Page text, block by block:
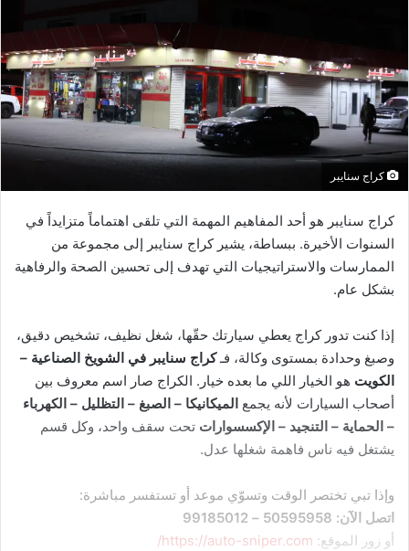
كراج سنايبر
كراج سنايبر هو أحد المفاهيم المهمة التي تلقى اهتماماً متزايداً في
السنوات الأخيرة. ببساطة، يشير كراج سنايبر إلى مجموعة من
الممارسات والاستراتيجيات التي تهدف إلى تحسين الصحة والرفاهية
بشكل عام.
إذا كنت تدور كراج يعطي سيارتك حقّها، شغل نظيف، تشخيص دقيق،
وصبغ وحدادة بمستوى وكالة، فـكراج سنايبر في الشويخ الصناعية –
الكويت هو الخيار اللي ما بعده خيار. الكراج صار اسم معروف بين
أصحاب السيارات لأنه يجمع الميكانيكا – الصبغ – التظليل – الكهرباء
– الحماية – التنجيد – الإكسسوارات تحت سقف واحد، وكل قسم
يشتغل فيه ناس فاهمة شغلها عدل.
وإذا تبي تختصر الوقت وتسوّي موعد أو تستفسر مباشرة:
اتصل الآن: 50595958 – 99185012
أو زور الموقع: https://auto-sniper.com/